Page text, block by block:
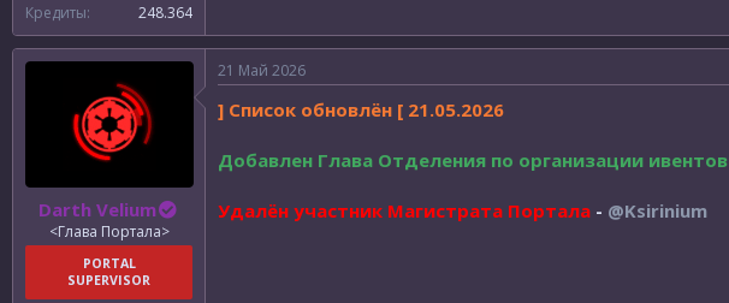
Кредиты
248.364
Darth Velium
<Глава Портала>
PORTAL
SUPERVISOR
21 Май 2026
] Список обновлён [ 21.05.2026
Добавлен Глава Отделения по организации ивентов
Удалён участник Магистрата Портала - @Ksirinium